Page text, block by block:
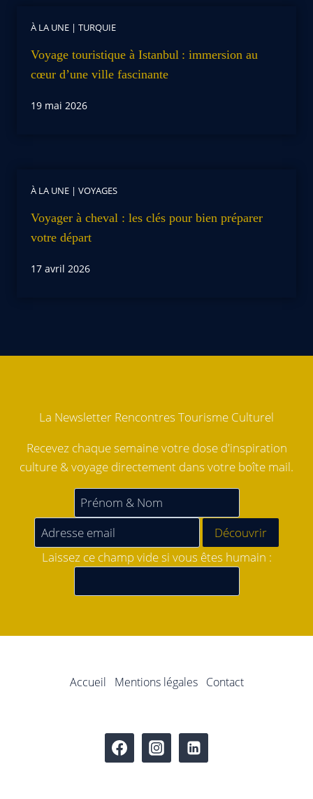
À LA UNE | TURQUIE
Voyage touristique à Istanbul : immersion au
cœur d’une ville fascinante
19 mai 2026
À LA UNE | VOYAGES
Voyager à cheval : les clés pour bien préparer
votre départ
17 avril 2026
La Newsletter Rencontres Tourisme Culturel
Recevez chaque semaine votre dose d'inspiration
culture & voyage directement dans votre boîte mail.
Laissez ce champ vide si vous êtes humain :
Accueil Mentions légales Contact